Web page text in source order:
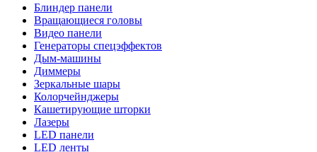
Блиндер панели
Вращающиеся головы
Видео панели
Генераторы спецэффектов
Дым-машины
Диммеры
Зеркальные шары
Колорчейнджеры
Кашетирующие шторки
Лазеры
LED панели
LED ленты